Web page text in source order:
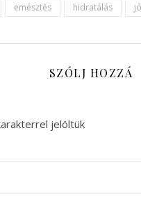
emésztés hidratálás
SZÓLJ HOZZÁ
jelöltük